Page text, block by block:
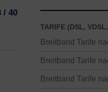
/ 40
TARIFE (DSL,
Breitband Tarife
Breitband Tarife
Breitband Tarife